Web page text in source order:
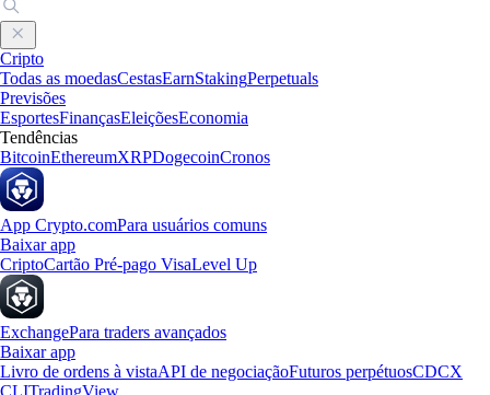
Cripto
Todas as moedasCestasEarnStakingPerpetuals
Previsões
EsportesFinançasEleiçõesEconomia
Tendências
BitcoinEthereumXRPDogecoinCronos
App Crypto.comPara usuários comuns
Baixar app
CriptoCartão Pré-pago VisaLevel Up
ExchangePara traders avançados
Baixar app
Livro de ordens à vistaAPI de negociaçãoFuturos perpétuosCDCX